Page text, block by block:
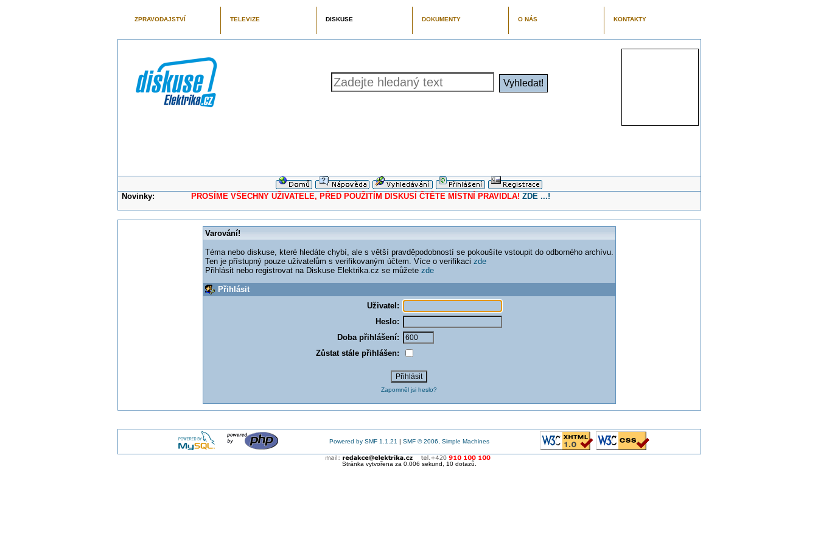
ZPRAVODAJSTVÍ TELEVIZE DISKUSE DOKUMENTY O NÁS KONTAKTY
Novinky: PROSÍME VŠECHNY UŽIVATELE, PŘED POUŽITÍM DISKUSÍ ČTĚTE MÍSTNÍ PRAVIDLA! ZDE ...!
Varování!
Téma nebo diskuse, které hledáte chybí, ale s větší pravděpodobností se pokoušíte vstoupit do odborného archívu.
Ten je přístupný pouze uživatelům s verifikovaným účtem. Více o verifikaci zde
Přihlásit nebo registrovat na Diskuse Elektrika.cz se můžete zde
Přihlásit
Uživatel:
Heslo:
Doba přihlášení:
Zůstat stále přihlášen:
Zapomněl jsi heslo?
Powered by SMF 1.1.21 | SMF © 2006, Simple Machines
Stránka vytvořena za 0.006 sekund, 10 dotazů.